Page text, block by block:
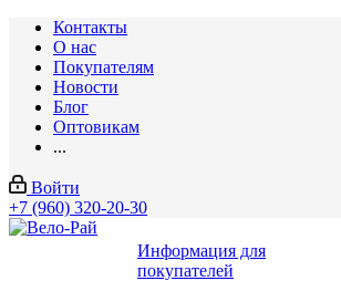
Контакты
О нас
Покупателям
Новости
Блог
Оптовикам
...
Войти
+7 (960) 320-20-30
Информация для
покупателей